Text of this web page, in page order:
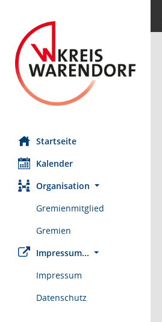
Startseite
Kalender
Organisation
Gremienmitglied
Gremien
Impressum...
Impressum
Datenschutz